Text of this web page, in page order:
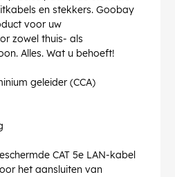
en stekkers. Goobay
voor uw
zowel thuis- als
Alles. Wat u behoeft!
geleider (CCA)
CAT 5e LAN-kabel
het aansluiten van